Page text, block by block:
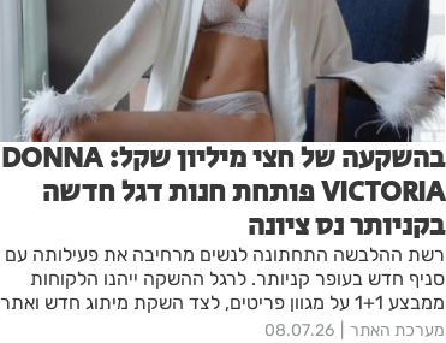
בהשקעה של חצי מיליון שקל: DONNA
VICTORIA פותחת חנות דגל חדשה
בקניותר נס ציונה
רשת ההלבשה התחתונה לנשים מרחיבה את פעילותה עם
סניף חדש בעופר קניותר. לרגל ההשקה ייהנו הלקוחות
ממבצע 1+1 על מגוון פריטים, לצד השקת מיתוג חדש ואתר
אונליין מחודש.
מערכת האתר 08.07.26